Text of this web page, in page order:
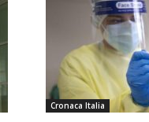
Cronaca Italia